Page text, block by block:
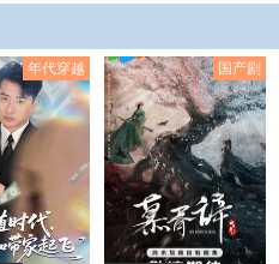
年代穿越 国产剧